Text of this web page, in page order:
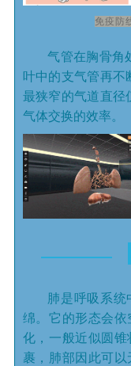
免疫防
气管在胸骨角
叶中的支气管再不
最狭窄的气道直径
气体交换的效率。
肺是呼吸系统
绵。它的形态会
化，一般近似圆
裹，肺部因此可